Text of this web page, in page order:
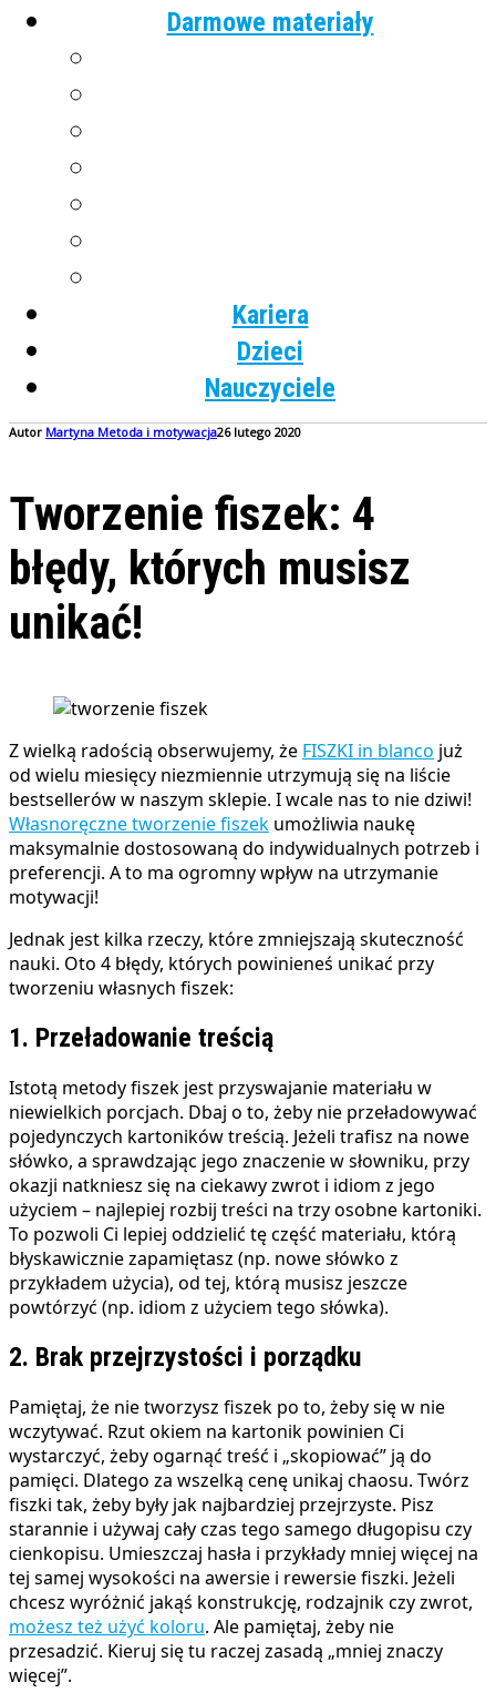
Darmowe materiały
Kariera
Dzieci
Nauczyciele
Autor Martyna Metoda i motywacja26 lutego 2020
Tworzenie fiszek: 4
błędy, których musisz
unikać!
Z wielką radością obserwujemy, że FISZKI in blanco już
od wielu miesięcy niezmiennie utrzymują się na liście
bestsellerów w naszym sklepie. I wcale nas to nie dziwi!
Własnoręczne tworzenie fiszek umożliwia naukę
maksymalnie dostosowaną do indywidualnych potrzeb i
preferencji. A to ma ogromny wpływ na utrzymanie
motywacji!
Jednak jest kilka rzeczy, które zmniejszają skuteczność
nauki. Oto 4 błędy, których powinieneś unikać przy
tworzeniu własnych fiszek:
1. Przeładowanie treścią
Istotą metody fiszek jest przyswajanie materiału w
niewielkich porcjach. Dbaj o to, żeby nie przeładowywać
pojedynczych kartoników treścią. Jeżeli trafisz na nowe
słówko, a sprawdzając jego znaczenie w słowniku, przy
okazji natkniesz się na ciekawy zwrot i idiom z jego
użyciem – najlepiej rozbij treści na trzy osobne kartoniki.
To pozwoli Ci lepiej oddzielić tę część materiału, którą
błyskawicznie zapamiętasz (np. nowe słówko z
przykładem użycia), od tej, którą musisz jeszcze
powtórzyć (np. idiom z użyciem tego słówka).
2. Brak przejrzystości i porządku
Pamiętaj, że nie tworzysz fiszek po to, żeby się w nie
wczytywać. Rzut okiem na kartonik powinien Ci
wystarczyć, żeby ogarnąć treść i „skopiować” ją do
pamięci. Dlatego za wszelką cenę unikaj chaosu. Twórz
fiszki tak, żeby były jak najbardziej przejrzyste. Pisz
starannie i używaj cały czas tego samego długopisu czy
cienkopisu. Umieszczaj hasła i przykłady mniej więcej na
tej samej wysokości na awersie i rewersie fiszki. Jeżeli
chcesz wyróżnić jakąś konstrukcję, rodzajnik czy zwrot,
możesz też użyć koloru. Ale pamiętaj, żeby nie
przesadzić. Kieruj się tu raczej zasadą „mniej znaczy
więcej”.